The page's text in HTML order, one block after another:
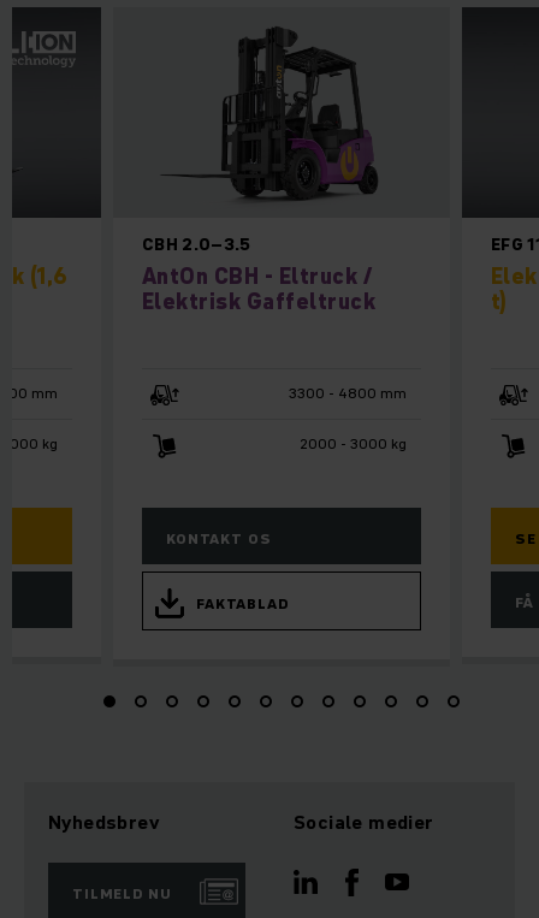
CBH 2.0–3.5
AntOn CBH - Eltruck /
Elektrisk Gaffeltruck
3300 - 4800 mm
2000 - 3000 kg
KONTAKT OS
FAKTABLAD
EFG
t)
(1,6
mm
kg
Nyhedsbrev
TILMELD NU
Sociale medier